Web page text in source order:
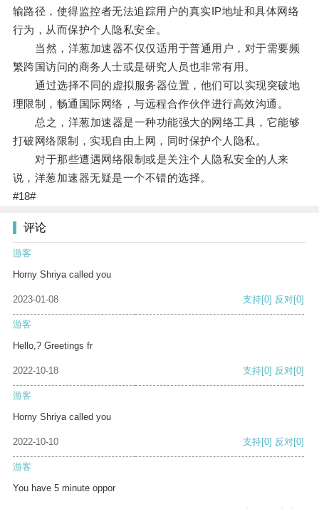
输路径，使得监控者无法追踪用户的真实IP地址和具体网络
行为，从而保护个人隐私安全。
当然，洋葱加速器不仅仅适用于普通用户，对于需要频
繁跨国访问的商务人士或是研究人员也非常有用。
通过选择不同的虚拟服务器位置，他们可以实现突破地
理限制，畅通国际网络，与远程合作伙伴进行高效沟通。
总之，洋葱加速器是一种功能强大的网络工具，它能够
打破网络限制，实现自由上网，同时保护个人隐私。
对于那些遭遇网络限制或是关注个人隐私安全的人来
说，洋葱加速器无疑是一个不错的选择。
#18#
评论
游客
Horny Shriya called you
2023-01-08 支持[0] 反对[0]
游客
Hello,? Greetings fr
2022-10-18 支持[0] 反对[0]
游客
Horny Shriya called you
2022-10-10 支持[0] 反对[0]
游客
You have 5 minute oppor